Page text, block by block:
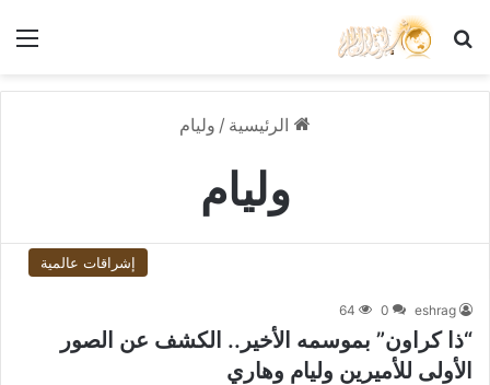
بحث عن
الرئيسية / وليام
وليام
إشراقات عالمية
eshrag
0
64
“ذا كراون” بموسمه الأخير.. الكشف عن الصور
الأولى للأميرين وليام وهاري